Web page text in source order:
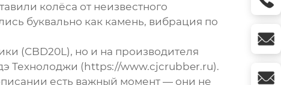
колёса от неизвестного
буквально как камень, вибрация по
(CBD20L), но и на производителя
Технолоджи ( https://www.cjcrubber.ru).
есть важный момент — они не